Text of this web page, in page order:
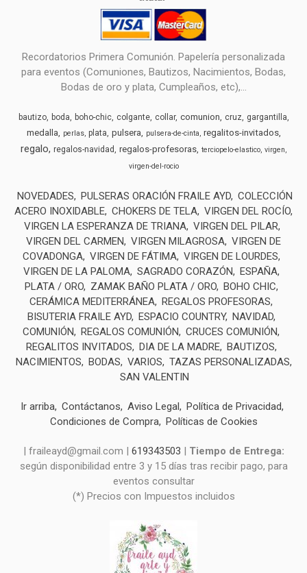
Recordatorios Primera Comunión. Papelería personalizada
para eventos (Comuniones, Bautizos, Nacimientos, Bodas,
Bodas de oro y plata, Cumpleaños, etc),...
bautizo boda boho-chic colgante collar comunion cruz gargantilla
medalla perlas plata pulsera pulsera-de-cinta regalitos-invitados
regalo regalos-navidad regalos-profesoras terciopelo-elastico virgen
virgen-del-rocio
NOVEDADES PULSERAS ORACIÓN FRAILE AYD COLECCIÓN
ACERO INOXIDABLE CHOKERS DE TELA VIRGEN DEL ROCÍO
VIRGEN LA ESPERANZA DE TRIANA VIRGEN DEL PILAR
VIRGEN DEL CARMEN
VIRGEN MILAGROSA VIRGEN DE
COVADONGA VIRGEN DE FÁTIMA VIRGEN DE LOURDES
VIRGEN DE LA PALOMA SAGRADO CORAZÓN
ESPAÑA
PLATA / ORO
ZAMAK BAÑO PLATA / ORO BOHO CHIC
CERÁMICA MEDITERRÁNEA REGALOS PROFESORAS
BISUTERIA FRAILE AYD ESPACIO COUNTRY NAVIDAD
COMUNIÓN
REGALOS COMUNIÓN
CRUCES COMUNIÓN
REGALITOS INVITADOS
DIA DE LA MADRE BAUTIZOS
NACIMIENTOS
BODAS VARIOS
TAZAS PERSONALIZADAS
SAN VALENTIN
Ir arriba Contáctanos Aviso Legal
Política de Privacidad
Condiciones de Compra
Políticas de Cookies
| fraileayd@gmail.com | 619343503 | Tiempo de Entrega:
según disponibilidad entre 3 y 15 días tras recibir pago, para
eventos consultar
(*) Precios con Impuestos incluidos